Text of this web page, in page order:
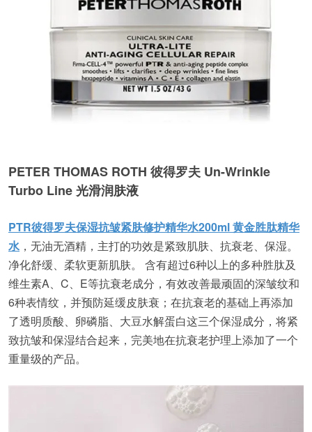
PETER THOMAS ROTH 彼得罗夫 Un-Wrinkle
Turbo Line 光滑润肤液
PTR彼得罗夫保湿抗皱紧肤修护精华水200ml 黄金胜肽精华
水 ，无油无酒精，主打的功效是紧致肌肤、抗衰老、保湿。
净化舒缓、柔软更新肌肤。 含有超过6种以上的多种胜肽及
维生素A、C、E等抗衰老成分，有效改善最顽固的深皱纹和
6种表情纹，并预防延缓皮肤衰；在抗衰老的基础上再添加
了透明质酸、卵磷脂、大豆水解蛋白这三个保湿成分，将紧
致抗皱和保湿结合起来，完美地在抗衰老护理上添加了一个
重量级的产品。